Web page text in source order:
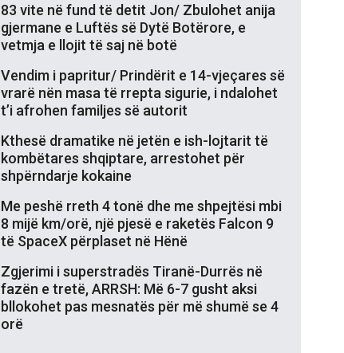
83 vite në fund të detit Jon/ Zbulohet anija
gjermane e Luftës së Dytë Botërore, e
vetmja e llojit të saj në botë
Vendim i papritur/ Prindërit e 14-vjeçares së
vrarë nën masa të rrepta sigurie, i ndalohet
t’i afrohen familjes së autorit
Kthesë dramatike në jetën e ish-lojtarit të
kombëtares shqiptare, arrestohet për
shpërndarje kokaine
Me peshë rreth 4 tonë dhe me shpejtësi mbi
8 mijë km/orë, një pjesë e raketës Falcon 9
të SpaceX përplaset në Hënë
Zgjerimi i superstradës Tiranë-Durrës në
fazën e tretë, ARRSH: Më 6-7 gusht aksi
bllokohet pas mesnatës për më shumë se 4
orë